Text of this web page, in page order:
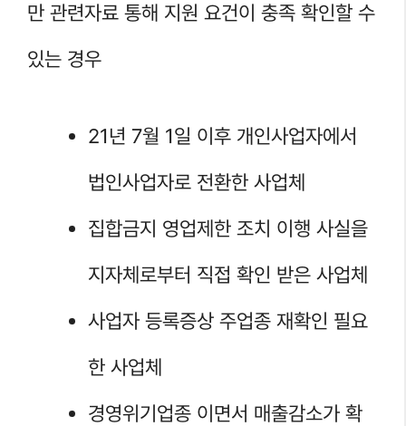
만 관련자료 통해 지원 요건이 충족 확인할 수
있는 경우
21년 7월 1일 이후 개인사업자에서
법인사업자로 전환한 사업체
집합금지 영업제한 조치 이행 사실을
지자체로부터 직접 확인 받은 사업체
사업자 등록증상 주업종 재확인 필요
한 사업체
경영위기업종 이면서 매출감소가 확